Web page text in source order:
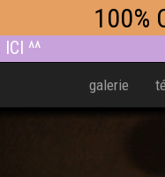
100%
ICI ^^
galerie